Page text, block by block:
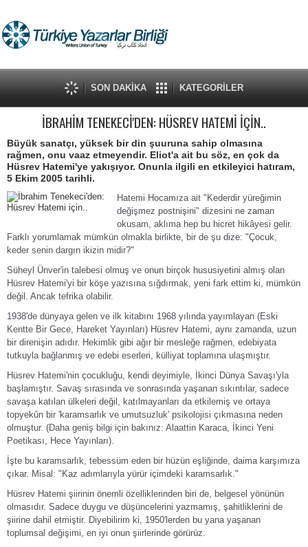
SON DAKİKA KATEGORİLER
İBRAHİM TENEKECİ'DEN: HÜSREV HATEMİ İÇİN..
Büyük sanatçı, yüksek bir din şuuruna sahip olmasına
rağmen, onu vaaz etmeyendir. Eliot'a ait bu söz, en çok da
Hüsrev Hatemi'ye yakışıyor. Onunla ilgili en etkileyici hatıram,
5 Ekim 2005 tarihli.
Hatemi Hocamıza ait "Kederdir yüreğimin
değişmez postnişini" dizesini ne zaman
okusam, aklıma hep bu hicret hikâyesi gelir.
Farklı yorumlamak mümkün olmakla birlikte, bir de şu dize: "Çocuk,
keder senin dargın ikizin midir?"
Süheyl Ünver'in talebesi olmuş ve onun birçok hususiyetini almış olan
Hüsrev Hatemi'yi bir köşe yazısına sığdırmak, yeni fark ettim ki, mümkün
değil. Ancak tefrika olabilir.
1938'de dünyaya gelen ve ilk kitabını 1968 yılında yayımlayan (Eski
Kentte Bir Gece, Hareket Yayınları) Hüsrev Hatemi, aynı zamanda, uzun
bir direnişin adıdır. Hekimlik gibi ağır bir mesleğe rağmen, edebiyata
tutkuyla bağlanmış ve edebi eserleri, külliyat toplamına ulaşmıştır.
Hüsrev Hatemi'nin çocukluğu, kendi deyimiyle, İkinci Dünya Savaşı'yla
başlamıştır. Savaş sırasında ve sonrasında yaşanan sıkıntılar, sadece
savaşa katılan ülkeleri değil, katılmayanları da etkilemiş ve ortaya
topyekûn bir 'karamsarlık ve umutsuzluk' psikolojisi çıkmasına neden
olmuştur. (Daha geniş bilgi için bakınız: Alaattin Karaca, İkinci Yeni
Poetikası, Hece Yayınları).
İşte bu karamsarlık, tebessüm eden bir hüzün eşliğinde, daima karşımıza
çıkar. Misal: "Kaz adımlarıyla yürür içimdeki karamsarlık."
Hüsrev Hatemi şiirinin önemli özelliklerinden biri de, belgesel yönünün
olmasıdır. Sadece duygu ve düşüncelerini yazmamış, şahitliklerini de
şiirine dahil etmiştir. Diyebilirim ki, 1950'lerden bu yana yaşanan
toplumsal değişimi, en iyi onun şiirlerinde görürüz.